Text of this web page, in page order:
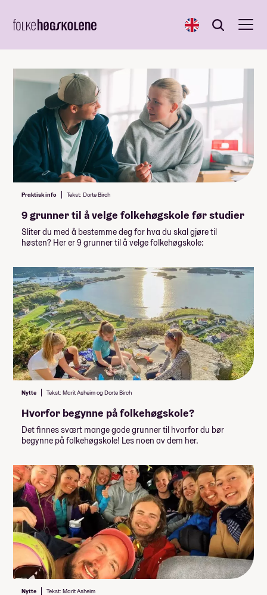
English Søk
Søk
Praktisk info Tekst: Dorte Birch
9 grunner til å velge folkehøgskole før studier
Sliter du med å bestemme deg for hva du skal gjøre til
høsten? Her er 9 grunner til å velge folkehøgskole:
Nytte Tekst: Marit Asheim og Dorte Birch
Hvorfor begynne på folkehøgskole?
Det finnes svært mange gode grunner til hvorfor du bør
begynne på folkehøgskole! Les noen av dem her.
Nytte Tekst: Marit Asheim